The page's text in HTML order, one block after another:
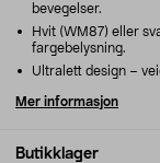
Butikklager
bevegelser.
Hvit (WM87) eller
fargebelysning.
Ultralett design –
Mer informasjon